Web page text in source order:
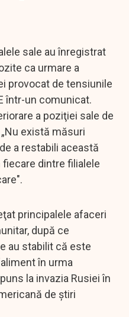
sale au înregistrat
ca urmare a
provocat de tensiunile
într-un comunicat.
a poziţiei sale de
există măsuri
a restabili această
fiecare dintre filialele
principalele afaceri
după ce
au stabilit că este
în urma
la invazia Rusiei în
de ştiri